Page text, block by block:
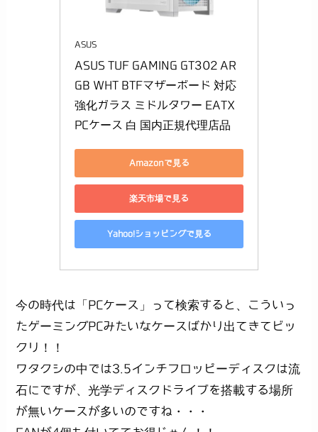
ASUS
ASUS TUF GAMING GT302 AR
GB WHT BTFマザーボード 対応
強化ガラス ミドルタワー EATX
PCケース 白 国内正規代理店品
Amazonで見る
楽天市場で見る
Yahoo!ショッピングで見る
今の時代は「PCケース」って検索すると、こういっ
たゲーミングPCみたいなケースばかり出てきてビッ
クリ！！
ワタクシの中では3.5インチフロッピーディスクは流
石にですが、光学ディスクドライブを搭載する場所
が無いケースが多いのですね・・・